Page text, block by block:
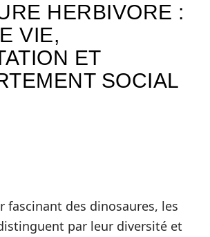
HERBIVORE :
VIE,
ET
SOCIAL
fascinant des dinosaures, les
par leur diversité et